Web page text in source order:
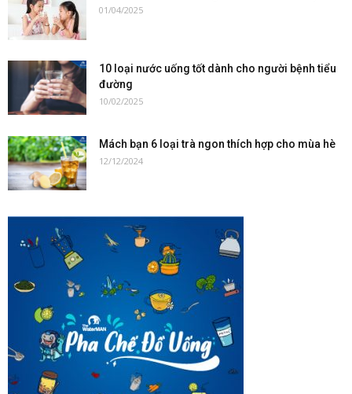
01/04/2025
10 loại nước uống tốt dành cho người bệnh tiểu
đường
10/02/2025
Mách bạn 6 loại trà ngon thích hợp cho mùa hè
12/12/2024